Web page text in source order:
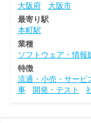
大阪府
大阪市
最寄り駅
本町駅
業種
ソフトウェア・情報
特徴
流通・小売・サービ
事
開発・テスト